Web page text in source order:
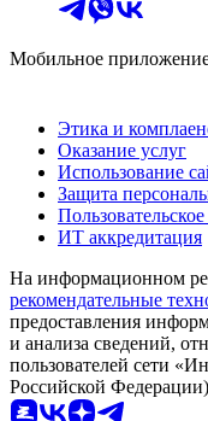
Мобильное
Этика и
Оказание услуг
Использование
Защита
ИТ аккредитация
На информационном
рекомендательные
предоставления
и анализа сведений,
пользователей сети
Российской Федерации)